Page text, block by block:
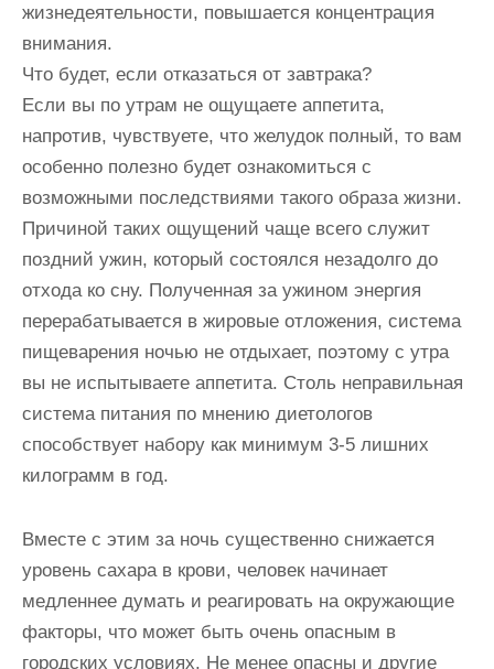
жизнедеятельности, повышается концентрация
внимания.
Что будет, если отказаться от завтрака?
Если вы по утрам не ощущаете аппетита,
напротив, чувствуете, что желудок полный, то вам
особенно полезно будет ознакомиться с
возможными последствиями такого образа жизни.
Причиной таких ощущений чаще всего служит
поздний ужин, который состоялся незадолго до
отхода ко сну. Полученная за ужином энергия
перерабатывается в жировые отложения, система
пищеварения ночью не отдыхает, поэтому с утра
вы не испытываете аппетита. Столь неправильная
система питания по мнению диетологов
способствует набору как минимум 3-5 лишних
килограмм в год.
Вместе с этим за ночь существенно снижается
уровень сахара в крови, человек начинает
медленнее думать и реагировать на окружающие
факторы, что может быть очень опасным в
городских условиях. Не менее опасны и другие